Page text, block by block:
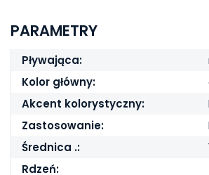
PARAMETRY
Pływająca:
Kolor główny:
Akcent kolorystyczny:
Zastosowanie:
Średnica .:
Rdzeń: